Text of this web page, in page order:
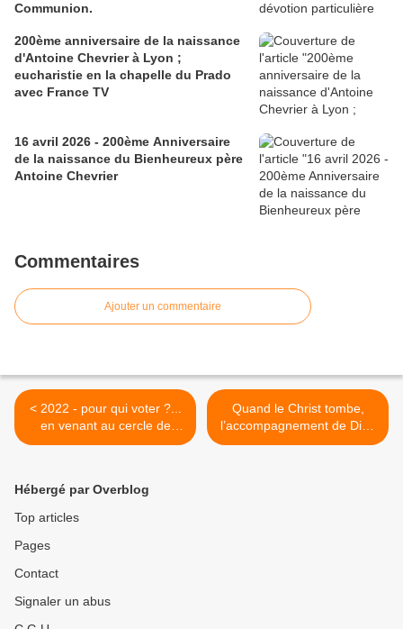
Communion.
200ème anniversaire de la naissance
d'Antoine Chevrier à Lyon ;
eucharistie en la chapelle du Prado
avec France TV
16 avril 2026 - 200ème Anniversaire
de la naissance du Bienheureux père
Antoine Chevrier
Commentaires
Ajouter un commentaire
< 2022 - pour qui voter ?...
en venant au cercle de
silence de ce mois
Quand le Christ tombe,
l’accompagnement de Dieu
marque un arrêt. Dieu n’est
Hébergé par Overblog
Top articles
Pages
Contact
Signaler un abus